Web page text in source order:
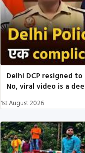
Delhi DCP resigned
No, viral video is a
1st August 2026